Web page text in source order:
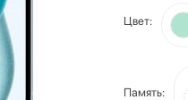
Цвет:
Память: